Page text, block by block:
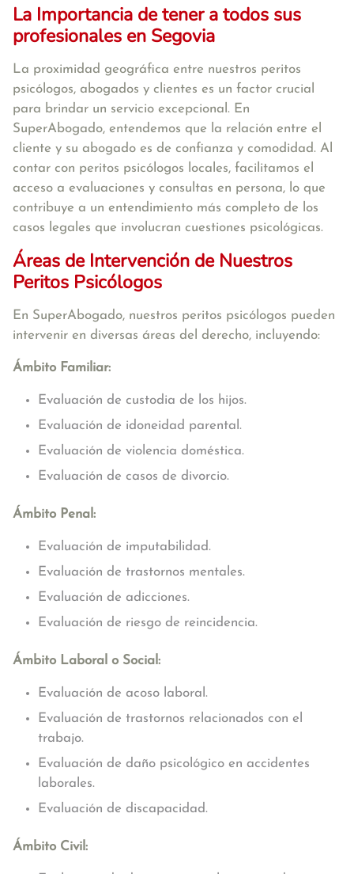
La Importancia de tener a todos sus
profesionales en Segovia
La proximidad geográfica entre nuestros peritos
psicólogos, abogados y clientes es un factor crucial
para brindar un servicio excepcional. En
SuperAbogado, entendemos que la relación entre el
cliente y su abogado es de confianza y comodidad. Al
contar con peritos psicólogos locales, facilitamos el
acceso a evaluaciones y consultas en persona, lo que
contribuye a un entendimiento más completo de los
casos legales que involucran cuestiones psicológicas.
Áreas de Intervención de Nuestros
Peritos Psicólogos
En SuperAbogado, nuestros peritos psicólogos pueden
intervenir en diversas áreas del derecho, incluyendo:
Ámbito Familiar:
Evaluación de custodia de los hijos.
Evaluación de idoneidad parental.
Evaluación de violencia doméstica.
Evaluación de casos de divorcio.
Ámbito Penal:
Evaluación de imputabilidad.
Evaluación de trastornos mentales.
Evaluación de adicciones.
Evaluación de riesgo de reincidencia.
Ámbito Laboral o Social:
Evaluación de acoso laboral.
Evaluación de trastornos relacionados con el
trabajo.
Evaluación de daño psicológico en accidentes
laborales.
Evaluación de discapacidad.
Ámbito Civil: